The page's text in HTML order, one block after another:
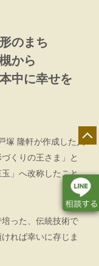
のまち
から
中に幸せを
塚 隆軒が作成した人
くりの王さま」と
」へ改称したこと
った、伝統技術で
れば幸いに存じま
カタログ請求